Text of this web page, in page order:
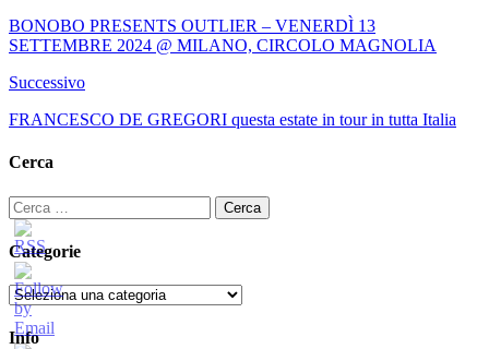
BONOBO PRESENTS OUTLIER – VENERDÌ 13
SETTEMBRE 2024 @ MILANO, CIRCOLO MAGNOLIA
Successivo
FRANCESCO DE GREGORI questa estate in tour in tutta Italia
Cerca
Ricerca
per:
Categorie
Categorie
Info